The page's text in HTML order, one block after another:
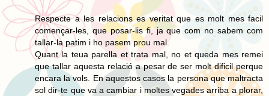
Respecte a les relacions es veritat que es molt mes facil
començar-les, que posar-lis fi, ja que com no sabem com
tallar-la patim i ho pasem prou mal.
Quant la teua parella et trata mal, no et queda mes remei
que tallar aquesta relació a pesar de ser molt dificil perque
encara la vols. En aquestos casos la persona que maltracta
sol dir-te que va a cambiar i moltes vegades arriba a plorar,